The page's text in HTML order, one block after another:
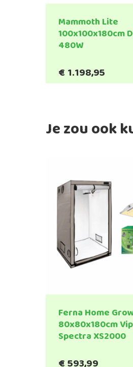
Mammoth Lite
100x100x180cm
480W
€ 1.198,95
Je zou ook
Ferna Home
80x80x180cm
Spectra XS2000
€593,99